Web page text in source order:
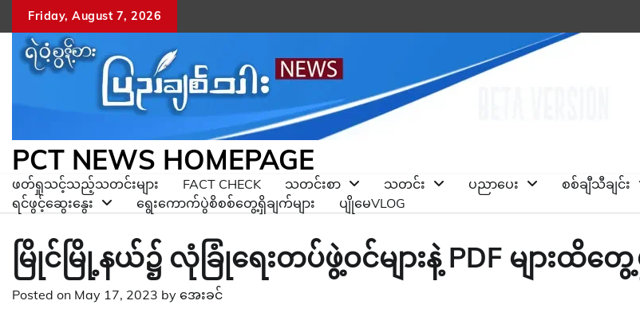
content
Friday, August 7, 2026
PCT NEWS HOMEPAGE
ဖတ်ရှုသင့်သည့်သတင်းများ FACT CHECK သတင်းစာ သတင်း ပညာပေး စစ်ချီသီချင်း
ရင်ဖွင့်ဆွေးနွေး
ရွေးကောက်ပွဲစိစစ်တွေ့ရှိချက်များ ပျိုမေVLOG
မြိုင်မြို့နယ်၌ လုံခြုံရေးတပ်ဖွဲ့ဝင်များနဲ့ PDF များထိတွေ့
Posted on May 17, 2023 by အေးခင်